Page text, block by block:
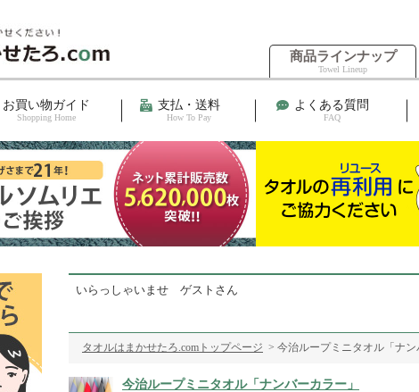
商品ラインナップ
Towel Lineup
お買い物ガイド
Shopping Home
支払・送料
How To Pay
よくある質問
FAQ
いらっしゃいませ ゲストさん
タオルはまかせたろ.comトップページ > 今治ループミニタオル「ナ
今治ループミニタオル「ナンバーカラー」